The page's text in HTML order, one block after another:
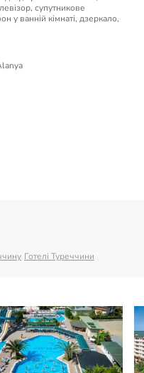
супутникове
у ванній кімнаті, дзеркало,
Готелі Туреччини